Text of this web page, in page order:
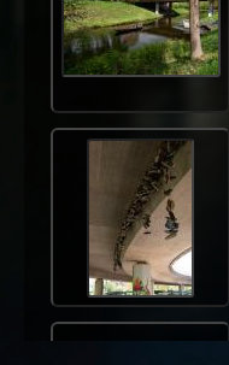
Hamburg
Hessen